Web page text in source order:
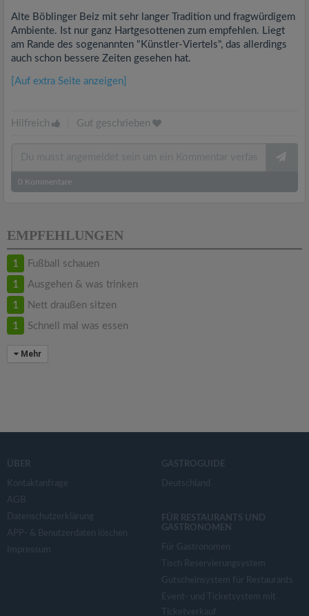
Alte Böblinger Beiz mit sehr langer Tradition und fragwürdigem
Ambiente. Ist nur ganz Hartgesottenen zum empfehlen. Liegt
am Rande des sogenannten "Künstler-Viertels", das allerdings
auch schon bessere Zeiten gesehen hat.
[Auf extra Seite anzeigen]
Hilfreich Gut geschrieben
0 Kommentare
EMPFEHLUNGEN
1 Fußball schauen
1 Ausgehen & was trinken
1 Nett draußen sitzen
1 Schnell mal was essen
Mehr
ÜBER
Kontaktanfrage
AGB
Datenschutzerklärung
APP- & Benutzerdaten löschen
Impressum
GASTROGUIDE
Deutschland
FÜR RESTAURANTS UND
GASTRONOMEN
Für Gastronomen
Tisch Reservierungsystem
Gutscheinsystem für Restaurants
Event- und Ticketsystem mit
Ticketverkauf